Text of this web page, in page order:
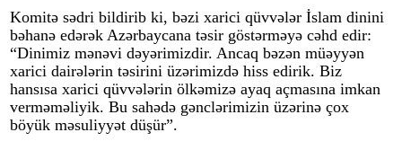
Komitə sədri bildirib ki, bəzi xarici qüvvələr İslam dinini
bəhanə edərək Azərbaycana təsir göstərməyə cəhd edir:
“Dinimiz mənəvi dəyərimizdir. Ancaq bəzən müəyyən
xarici dairələrin təsirini üzərimizdə hiss edirik. Biz
hansısa xarici qüvvələrin ölkəmizə ayaq açmasına imkan
verməməliyik. Bu sahədə gənclərimizin üzərinə çox
böyük məsuliyyət düşür”.